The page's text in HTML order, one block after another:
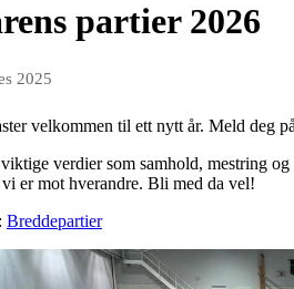
partier 2026
2025
velkommen til ett nytt år. Meld deg
verdier som samhold, mestring
er mot hverandre. Bli med da vel!
Breddepartier